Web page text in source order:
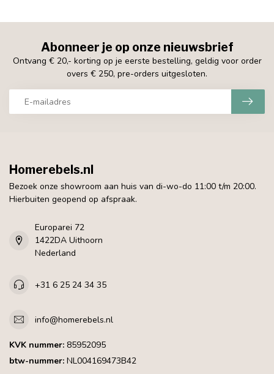
Abonneer je op onze nieuwsbrief
Ontvang € 20,- korting op je eerste bestelling, geldig voor order
overs € 250, pre-orders uitgesloten.
Homerebels.nl
Bezoek onze showroom aan huis van di-wo-do 11:00 t/m 20:00.
Hierbuiten geopend op afspraak.
Europarei 72
1422DA Uithoorn
Nederland
+31 6 25 24 34 35
info@homerebels.nl
KVK nummer: 85952095
btw-nummer: NL004169473B42